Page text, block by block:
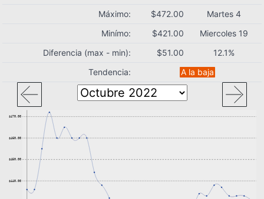
Máximo:
$472.00
Martes 4
Minímo:
$421.00
Miercoles 19
Diferencia (max - min):
$51.00
12.1%
Tendencia:
A la baja